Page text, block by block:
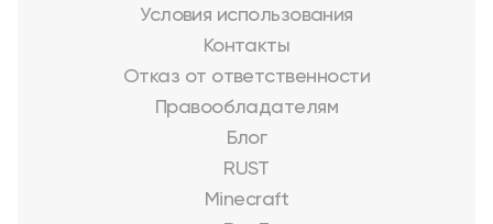
Условия использования
Контакты
Отказ от ответственности
Правообладателям
Блог
RUST
Minecraft